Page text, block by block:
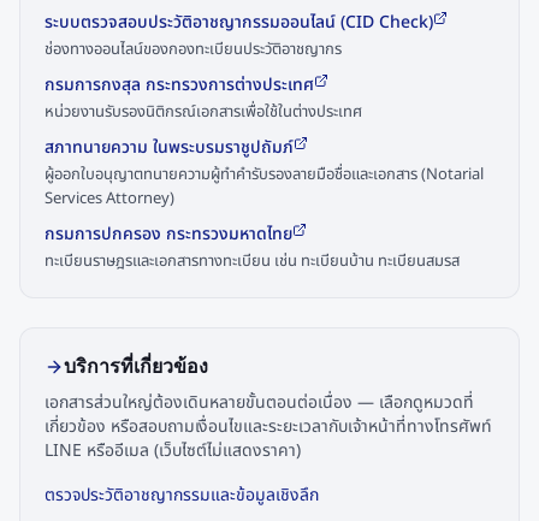
ระบบตรวจสอบประวัติอาชญากรรมออนไลน์ (CID Check)
ช่องทางออนไลน์ของกองทะเบียนประวัติอาชญากร
กรมการกงสุล กระทรวงการต่างประเทศ
หน่วยงานรับรองนิติกรณ์เอกสารเพื่อใช้ในต่างประเทศ
สภาทนายความ ในพระบรมราชูปถัมภ์
ผู้ออกใบอนุญาตทนายความผู้ทำคำรับรองลายมือชื่อและเอกสาร (Notarial
Services Attorney)
กรมการปกครอง กระทรวงมหาดไทย
ทะเบียนราษฎรและเอกสารทางทะเบียน เช่น ทะเบียนบ้าน ทะเบียนสมรส
บริการที่เกี่ยวข้อง
เอกสารส่วนใหญ่ต้องเดินหลายขั้นตอนต่อเนื่อง — เลือกดูหมวดที่
เกี่ยวข้อง หรือสอบถามเงื่อนไขและระยะเวลากับเจ้าหน้าที่ทางโทรศัพท์
LINE หรืออีเมล (เว็บไซต์ไม่แสดงราคา)
ตรวจประวัติอาชญากรรมและข้อมูลเชิงลึก